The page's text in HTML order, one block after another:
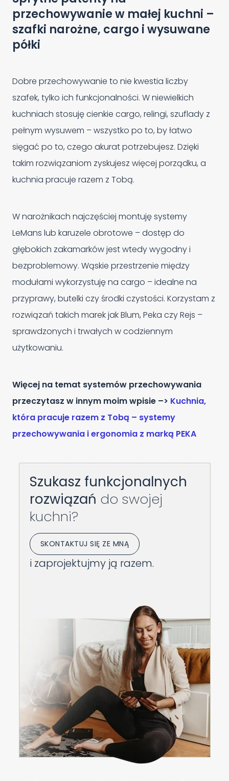
przechowywanie w małej kuchni –
szafki narożne, cargo i wysuwane
półki
Dobre przechowywanie to nie kwestia liczby
szafek, tylko ich funkcjonalności. W niewielkich
kuchniach stosuję cienkie cargo, relingi, szuflady z
pełnym wysuwem – wszystko po to, by łatwo
sięgać po to, czego akurat potrzebujesz. Dzięki
takim rozwiązaniom zyskujesz więcej porządku, a
kuchnia pracuje razem z Tobą.
W narożnikach najczęściej montuję systemy
LeMans lub karuzele obrotowe – dostęp do
głębokich zakamarków jest wtedy wygodny i
bezproblemowy. Wąskie przestrzenie między
modułami wykorzystuję na cargo – idealne na
przyprawy, butelki czy środki czystości. Korzystam z
rozwiązań takich marek jak Blum, Peka czy Rejs –
sprawdzonych i trwałych w codziennym
użytkowaniu.
Więcej na temat systemów przechowywania
przeczytasz w innym moim wpisie –> Kuchnia,
która pracuje razem z Tobą – systemy
przechowywania i ergonomia z marką PEKA
Szukasz funkcjonalnych
rozwiązań do swojej
kuchni?
SKONTAKTUJ SIĘ ZE MNĄ
i zaprojektujmy ją razem.